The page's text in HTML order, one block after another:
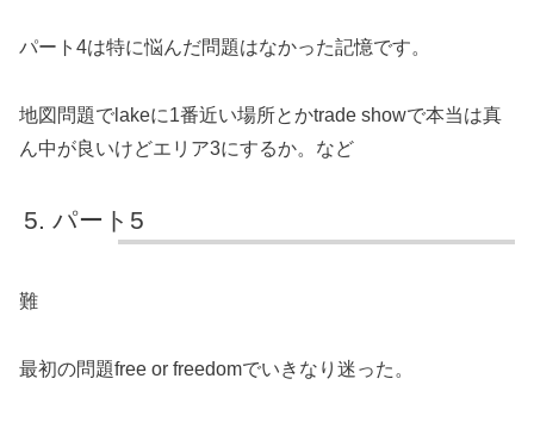
パート4は特に悩んだ問題はなかった記憶です。
地図問題でlakeに1番近い場所とかtrade showで本当は真
ん中が良いけどエリア3にするか。など
パート5
難
最初の問題free or freedomでいきなり迷った。